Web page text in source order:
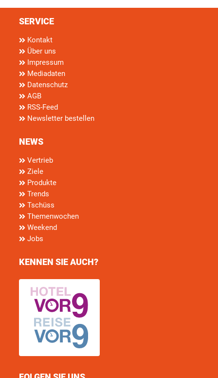
SERVICE
Kontakt
Über uns
Impressum
Mediadaten
Datenschutz
AGB
RSS-Feed
Newsletter bestellen
NEWS
Vertrieb
Ziele
Produkte
Trends
Tschüss
Themenwochen
Weekend
Jobs
KENNEN SIE AUCH?